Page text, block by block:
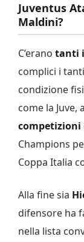
Juventus
Maldini?
C’erano tanti
complici i
condizione
come la Juve,
competizioni
Champions
Coppa Italia
Alla fine sia
difensore ha
nella lista